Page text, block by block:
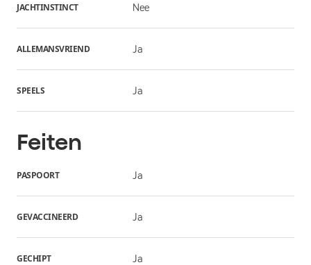
JACHTINSTINCT Nee
ALLEMANSVRIEND Ja
SPEELS Ja
Feiten
PASPOORT Ja
GEVACCINEERD Ja
GECHIPT Ja